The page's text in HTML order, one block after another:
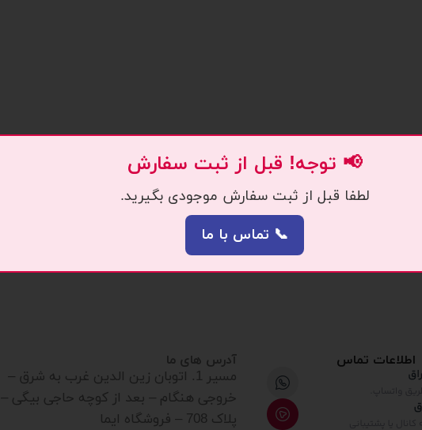
اطلاعات تماس آدرس های ما
مسیر 1. اتوبان زین الدین غرب به شرق –
خروجی هنگام – بعد از کوچه حاجی بیگی –
پلاک 708 – فروشگاه ایما
📢 توجه! قبل از ثبت سفارش
لطفا قبل از ثبت سفارش موجودی بگیرید.
📞 تماس با ما